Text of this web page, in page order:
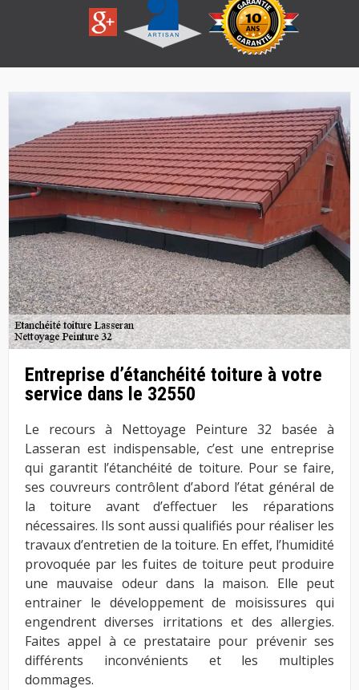
Entreprise d’étanchéité toiture à votre
service dans le 32550
Le recours à Nettoyage Peinture 32 basée à
Lasseran est indispensable, c’est une entreprise
qui garantit l’étanchéité de toiture. Pour se faire,
ses couvreurs contrôlent d’abord l’état général de
la toiture avant d’effectuer les réparations
nécessaires. Ils sont aussi qualifiés pour réaliser les
travaux d’entretien de la toiture. En effet, l’humidité
provoquée par les fuites de toiture peut produire
une mauvaise odeur dans la maison. Elle peut
entrainer le développement de moisissures qui
engendrent diverses irritations et des allergies.
Faites appel à ce prestataire pour prévenir ses
différents inconvénients et les multiples
dommages.